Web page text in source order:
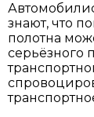
знают, что
полотна
серьёзного